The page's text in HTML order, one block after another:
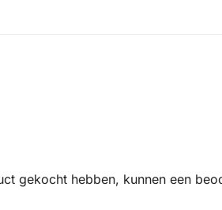
gekocht hebben, kunnen een